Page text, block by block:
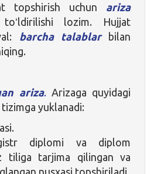
topshirish uchun ariza
lozim. Hujjat
barcha talablarbilan
ariza. Arizaga quyidagi
yuklanadi:
diplomi va diplom
tiliga tarjima qilingan va
nusxasi topshiriladi.